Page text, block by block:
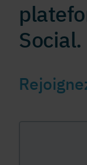
Social.